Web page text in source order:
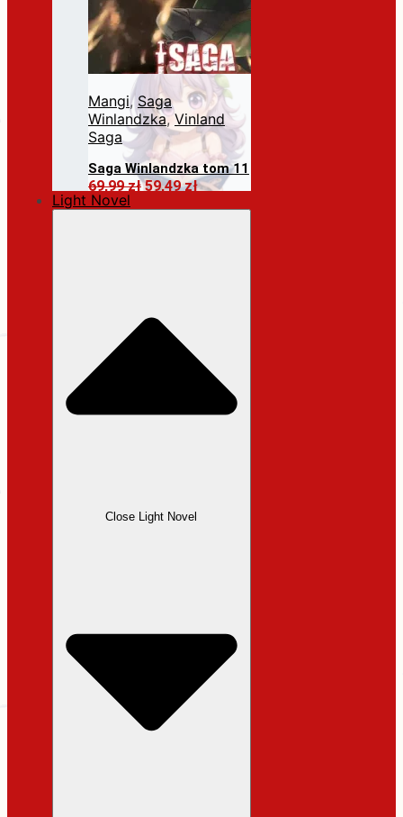
Mangi, Saga
Winlandzka, Vinland
Saga
Saga Winlandzka tom 11
69,99złPierwotna
59,49złAktualna
Dodaj do koszyka
Light Novel
Close Light Novel